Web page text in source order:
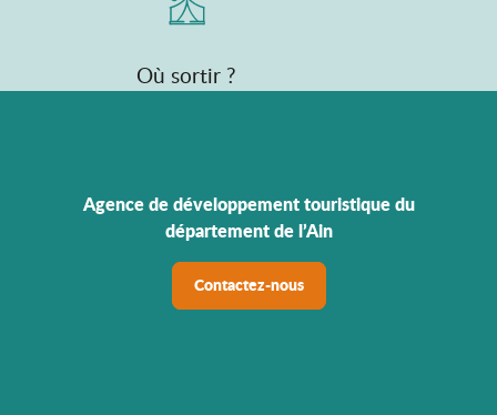
Où sortir ?
Agence de développement touristique du
département de l’Ain
Contactez-nous